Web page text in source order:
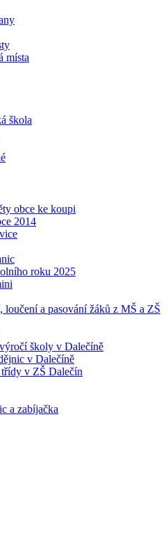
místa
škola
obce ke koupi
2014
roku 2025
loučení a pasování žáků z MŠ a ZŠ
školy v Dalečíně
v Dalečíně
v ZŠ Dalečín
a zabíjačka